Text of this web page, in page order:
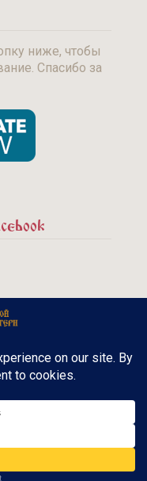
ниже, чтобы
Спасибо за
Православная